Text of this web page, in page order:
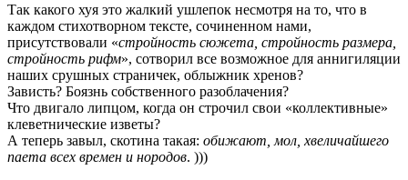
Так какого хуя это жалкий ушлепок несмотря на то, что в
каждом стихотворном тексте, сочиненном нами,
присутствовали «стройность сюжета, стройность размера,
стройность рифм», сотворил все возможное для аннигиляции
наших срушных страничек, облыжник хренов?
Зависть? Боязнь собственного разоблачения?
Что двигало липцом, когда он строчил свои «коллективные»
клеветнические изветы?
А теперь завыл, скотина такая: обижают, мол, хвеличайшего
паета всех времен и нородов. )))